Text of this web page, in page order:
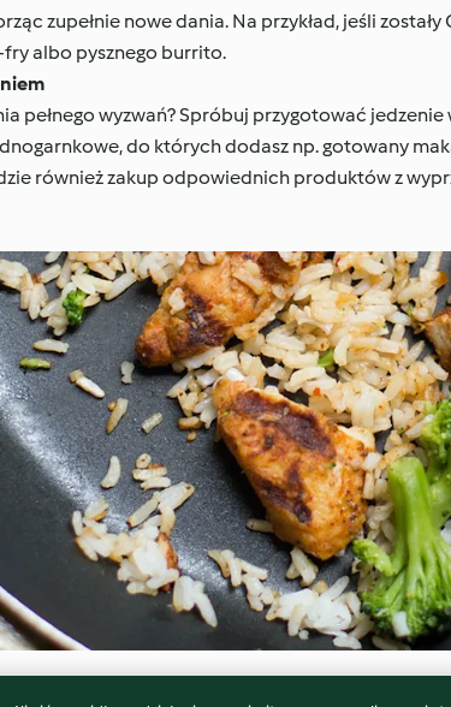
zupełnie nowe dania. Na przykład, jeśli
albo pysznego burrito.
pełnego wyzwań? Spróbuj przygotować
do których dodasz np. gotowany
również zakup odpowiednich produktów z